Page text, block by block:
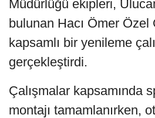
Müdürlüğü ekipleri,
bulunan Hacı Ömer Özel
kapsamlı bir yenileme
gerçekleştirdi.
Çalışmalar kapsamında
montajı tamamlanırken,